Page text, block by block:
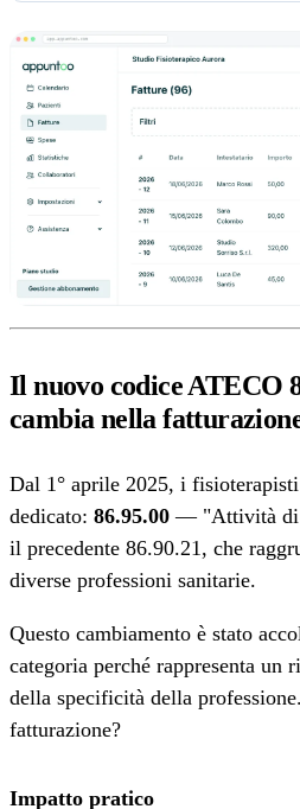
Il nuovo codice ATECO
cambia nella
Dal 1° aprile 2025, i
dedicato: 86.95.00 — "Attività di
il precedente 86.90.21, che
diverse professioni sanitarie.
Questo cambiamento è stato
categoria perché rappresenta un
della specificità della
fatturazione?
Impatto pratico